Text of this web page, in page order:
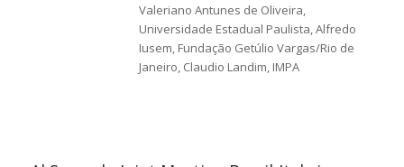
Valeriano Antunes de Oliveira,
Universidade Estadual Paulista, Alfredo
Iusem, Fundação Getúlio Vargas/Rio de
Janeiro, Claudio Landim, IMPA